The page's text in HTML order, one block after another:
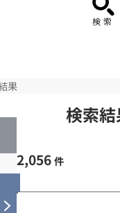
果
検索
2,056 件